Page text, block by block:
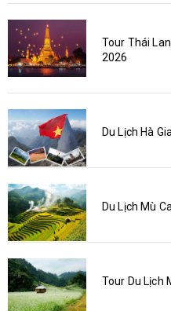
Tour Thái
2026
Du Lịch Hà
Du Lịch Mù
Tour Du Lịch